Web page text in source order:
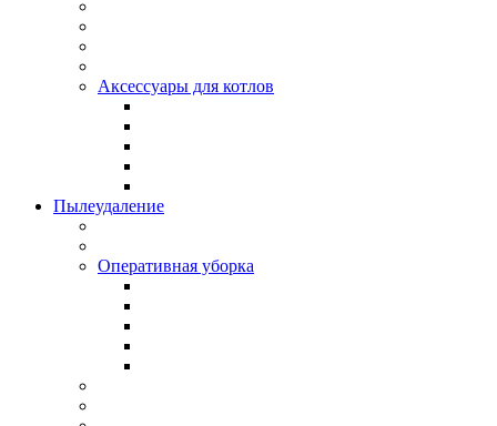
Аксессуары для котлов
Пылеудаление
Оперативная уборка